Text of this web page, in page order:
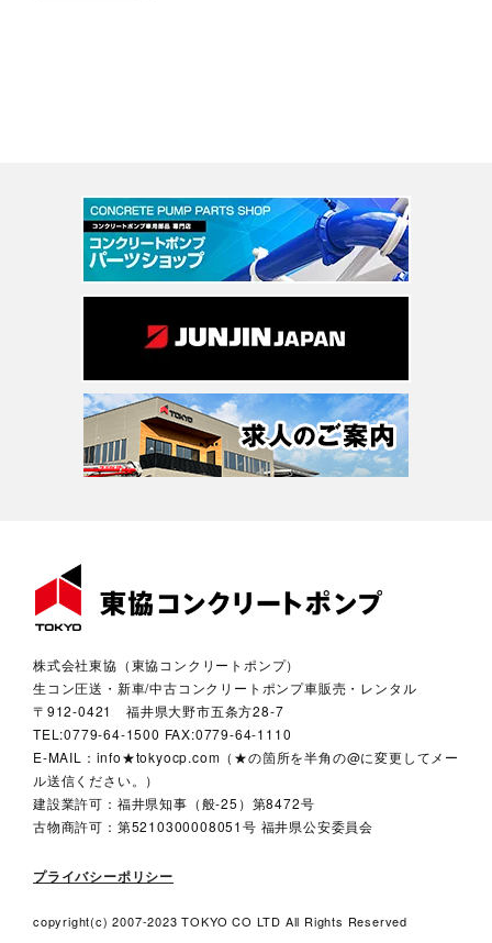
株式会社東協（東協コンクリートポンプ）
生コン圧送・新車/中古コンクリートポンプ車販売・レンタル
〒912-0421 福井県大野市五条方28-7
TEL:0779-64-1500 FAX:0779-64-1110
E-MAIL：info★tokyocp.com（★の箇所を半角の@に変更してメー
ル送信ください。）
建設業許可：福井県知事（般-25）第8472号
古物商許可：第5210300008051号 福井県公安委員会
プライバシーポリシー
copyright(c) 2007-2023 TOKYO CO LTD All Rights Reserved